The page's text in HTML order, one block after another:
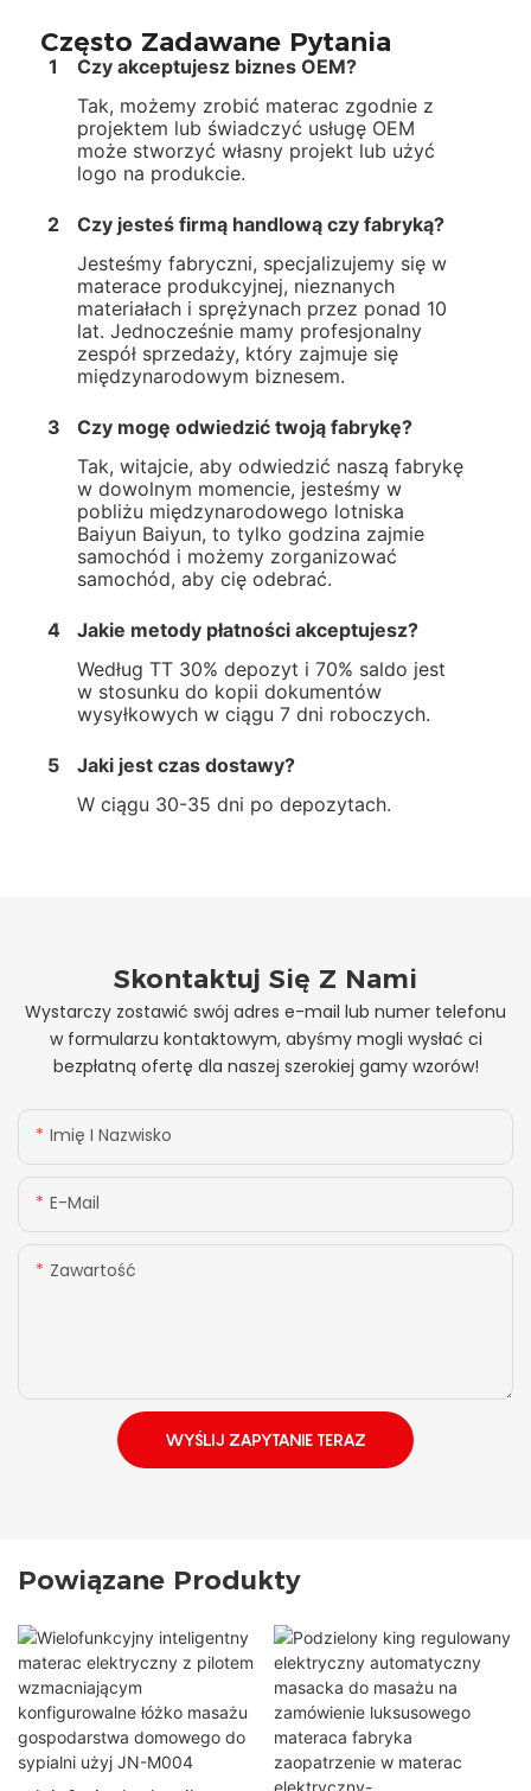
Często Zadawane Pytania
1
Czy akceptujesz biznes OEM?
Tak, możemy zrobić materac zgodnie z
projektem lub świadczyć usługę OEM
może stworzyć własny projekt lub użyć
logo na produkcie.
2
Czy jesteś firmą handlową czy fabryką?
Jesteśmy fabryczni, specjalizujemy się w
materace produkcyjnej, nieznanych
materiałach i sprężynach przez ponad 10
lat. Jednocześnie mamy profesjonalny
zespół sprzedaży, który zajmuje się
międzynarodowym biznesem.
3
Czy mogę odwiedzić twoją fabrykę?
Tak, witajcie, aby odwiedzić naszą fabrykę
w dowolnym momencie, jesteśmy w
pobliżu międzynarodowego lotniska
Baiyun Baiyun, to tylko godzina zajmie
samochód i możemy zorganizować
samochód, aby cię odebrać.
4
Jakie metody płatności akceptujesz?
Według TT 30% depozyt i 70% saldo jest
w stosunku do kopii dokumentów
wysyłkowych w ciągu 7 dni roboczych.
5
Jaki jest czas dostawy?
W ciągu 30-35 dni po depozytach.
Skontaktuj Się Z Nami
Wystarczy zostawić swój adres e-mail lub numer telefonu
w formularzu kontaktowym, abyśmy mogli wysłać ci
bezpłatną ofertę dla naszej szerokiej gamy wzorów!
Imię I Nazwisko
E-Mail
Zawartość
WYŚLIJ ZAPYTANIE TERAZ
Powiązane Produkty